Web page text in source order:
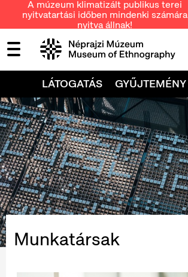
A múzeum klimatizált publikus terei
nyitvatartási időben mindenki számára
nyitva állnak!
LÁTOGATÁS GYŰJTEMÉNY
Munkatársak